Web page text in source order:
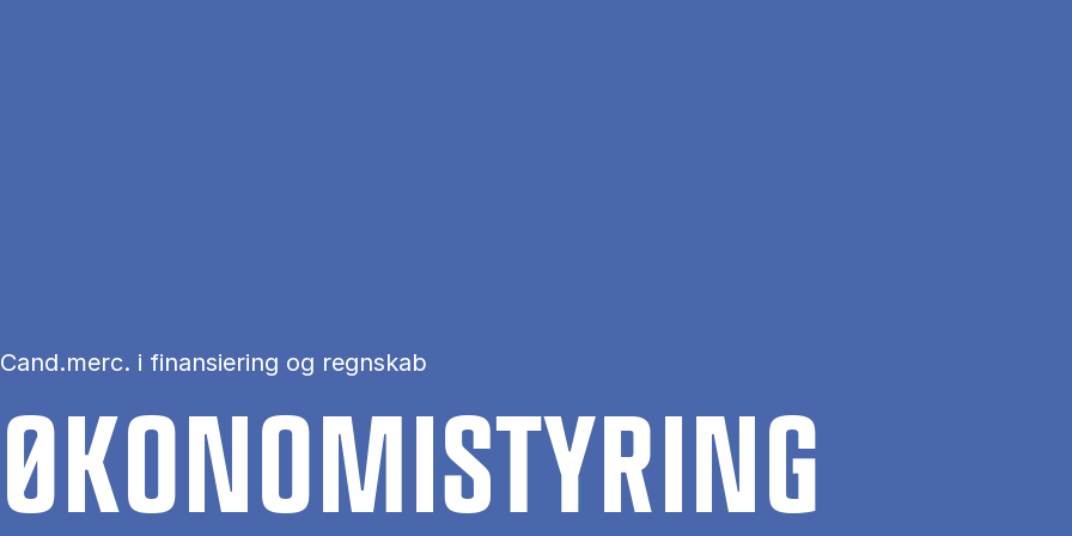
Cand.merc. i finansiering og regnskab
ØKO­NO­MI­STY­RING